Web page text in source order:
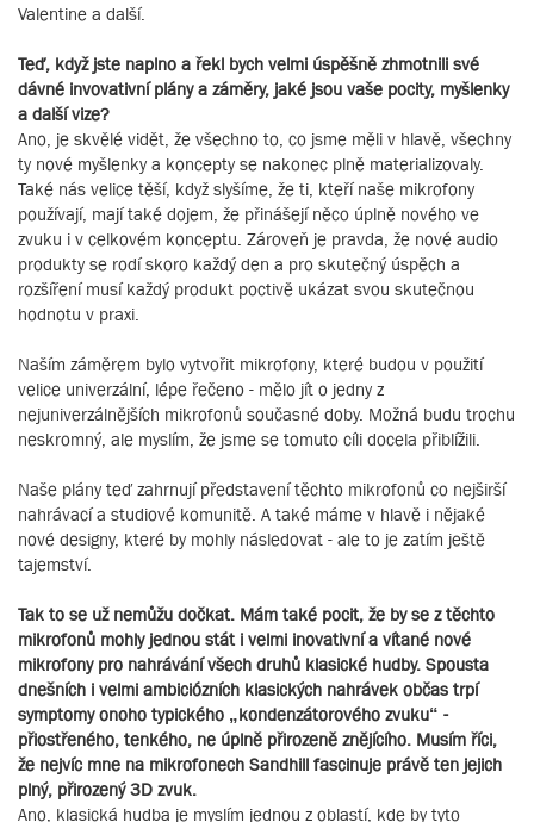
Valentine a další.
Teď, když jste naplno a řekl bych velmi úspěšně zhmotnili své
dávné invovativní plány a záměry, jaké jsou vaše pocity, myšlenky
a další vize?
Ano, je skvělé vidět, že všechno to, co jsme měli v hlavě, všechny
ty nové myšlenky a koncepty se nakonec plně materializovaly.
Také nás velice těší, když slyšíme, že ti, kteří naše mikrofony
používají, mají také dojem, že přinášejí něco úplně nového ve
zvuku i v celkovém konceptu. Zároveň je pravda, že nové audio
produkty se rodí skoro každý den a pro skutečný úspěch a
rozšíření musí každý produkt poctivě ukázat svou skutečnou
hodnotu v praxi.
Naším záměrem bylo vytvořit mikrofony, které budou v použití
velice univerzální, lépe řečeno - mělo jít o jedny z
nejuniverzálnějších mikrofonů současné doby. Možná budu trochu
neskromný, ale myslím, že jsme se tomuto cíli docela přiblížili.
Naše plány teď zahrnují představení těchto mikrofonů co nejširší
nahrávací a studiové komunitě. A také máme v hlavě i nějaké
nové designy, které by mohly následovat - ale to je zatím ještě
tajemství.
Tak to se už nemůžu dočkat. Mám také pocit, že by se z těchto
mikrofonů mohly jednou stát i velmi inovativní a vítané nové
mikrofony pro nahrávání všech druhů klasické hudby. Spousta
dnešních i velmi ambiciózních klasických nahrávek občas trpí
symptomy onoho typického „kondenzátorového zvuku“ -
přiostřeného, tenkého, ne úplně přirozeně znějícího. Musím říci,
že nejvíc mne na mikrofonech Sandhill fascinuje právě ten jejich
plný, přirozený 3D zvuk.
Ano, klasická hudba je myslím jednou z oblastí, kde by tyto